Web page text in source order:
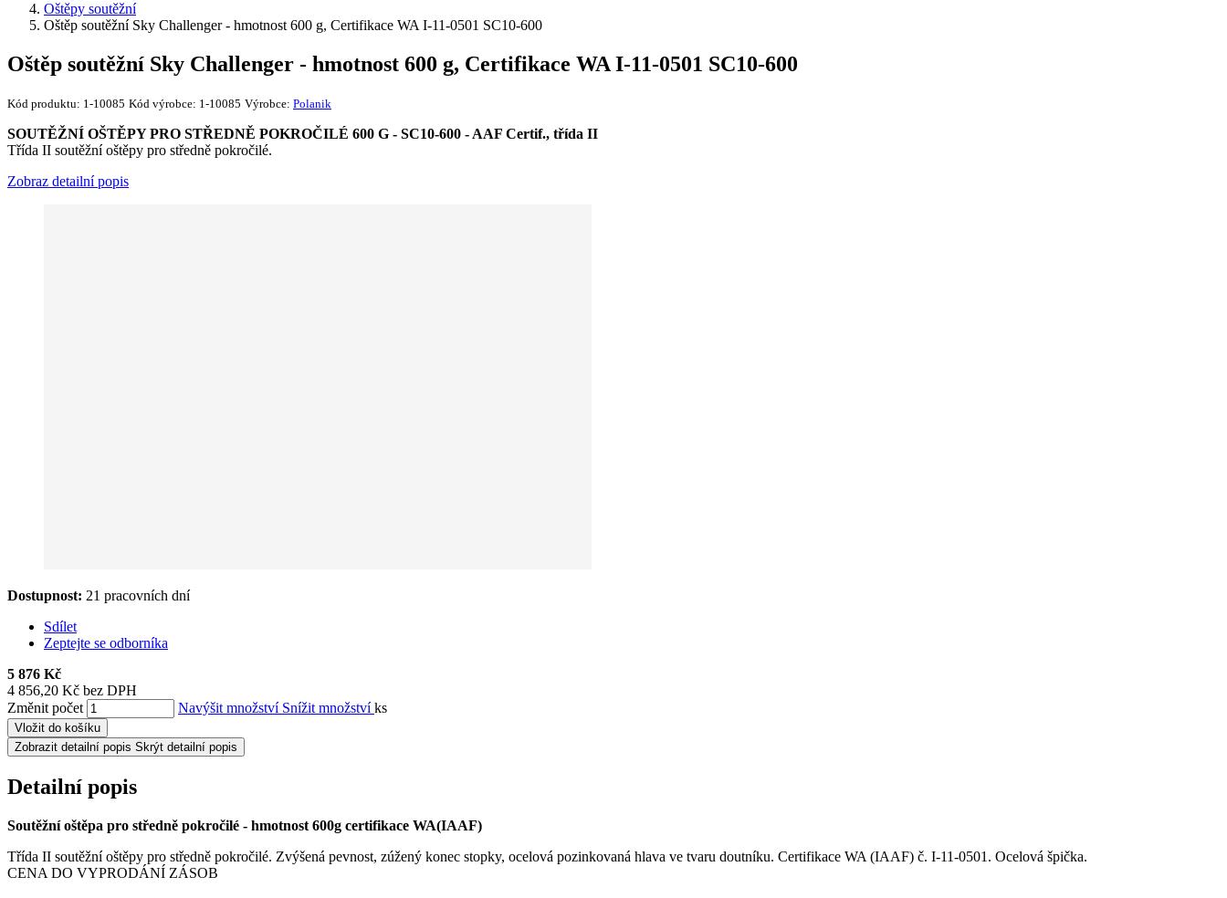
Oštěpy soutěžní
Oštěp soutěžní Sky Challenger - hmotnost 600 g, Certifikace WA I-11-0501 SC10-600
Oštěp soutěžní Sky Challenger - hmotnost 600 g, Certifikace WA I-11-0501 SC10-600
Kód produktu: 1-10085 Kód výrobce: 1-10085 Výrobce: Polanik
SOUTĚŽNÍ OŠTĚPY PRO STŘEDNĚ POKROČILÉ 600 G - SC10-600 - AAF Certif., třída II
Třída II soutěžní oštěpy pro středně pokročilé.
Zobraz detailní popis
Dostupnost: 21 pracovních dní
Sdílet
Zeptejte se odborníka
5 876 Kč
4 856,20 Kč bez DPH
Změnit počet
Navýšit množství Snížit množstvíks
Vložit do košíku
Zobrazit detailní popis Skrýt detailní popis
Detailní popis
Soutěžní oštěpa pro středně pokročilé - hmotnost 600g certifikace WA(IAAF)
Třída II soutěžní oštěpy pro středně pokročilé. Zvýšená pevnost, zúžený konec stopky, ocelová pozinkovaná hlava ve tvaru doutníku. Certifikace WA (IAAF) č. I-11-0501. Ocelová špička.
CENA DO VYPRODÁNÍ ZÁSOB